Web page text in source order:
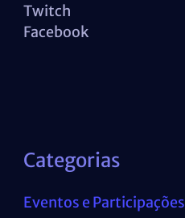
Twitch
Facebook
Categorias
Eventos e Participações